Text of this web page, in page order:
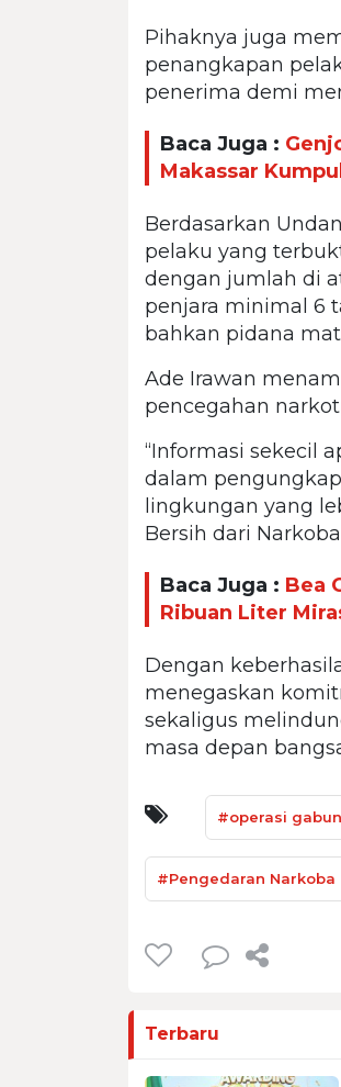
Pihaknya juga
penangkapan
penerima demi
Baca Juga :
Makassar
Berdasarkan
pelaku yang
dengan jumlah di
penjara minimal 6
bahkan pidana
Ade Irawan
pencegahan
“Informasi sekecil
dalam
lingkungan yang
Bersih dari
Baca Juga : Bea
Ribuan Liter
Dengan
menegaskan
sekaligus
masa depan
#operasi
#Pengedaran Narkoba
Terbaru